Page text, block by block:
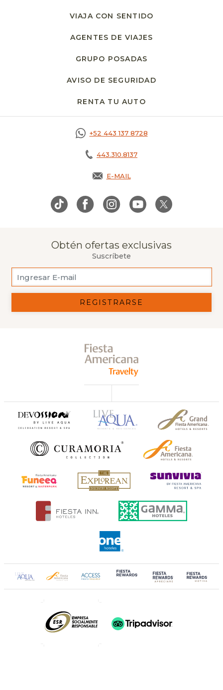
VIAJA CON SENTIDO
AGENTES DE VIAJES
GRUPO POSADAS
AVISO DE SEGURIDAD
RENTA TU AUTO
+52 443 137 8728
443.310.8137
E-MAIL
OPENS IN A NEW TAB.
Obtén ofertas exclusivas
Suscríbete
REGISTRARSE